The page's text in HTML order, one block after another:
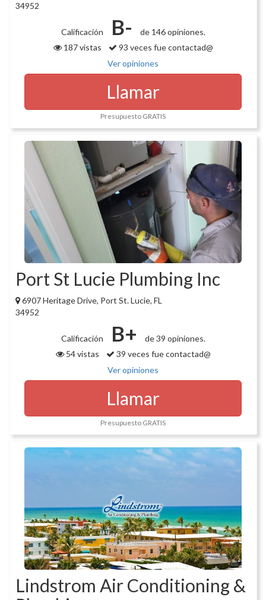
34952
Calificación B-
de 146 opiniones.
187 vistas
93 veces fue contactad@
Ver opiniones
Llamar
Presupuesto GRATIS
Port St Lucie Plumbing Inc
6907 Heritage Drive, Port St. Lucie, FL
34952
Calificación B+
de 39 opiniones.
54 vistas
39 veces fue contactad@
Ver opiniones
Llamar
Presupuesto GRATIS
Lindstrom Air Conditioning &